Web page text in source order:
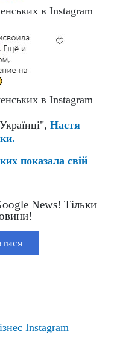
в Instagram
в Instagram
Настя
показала свій
News! Тільки
Instagram